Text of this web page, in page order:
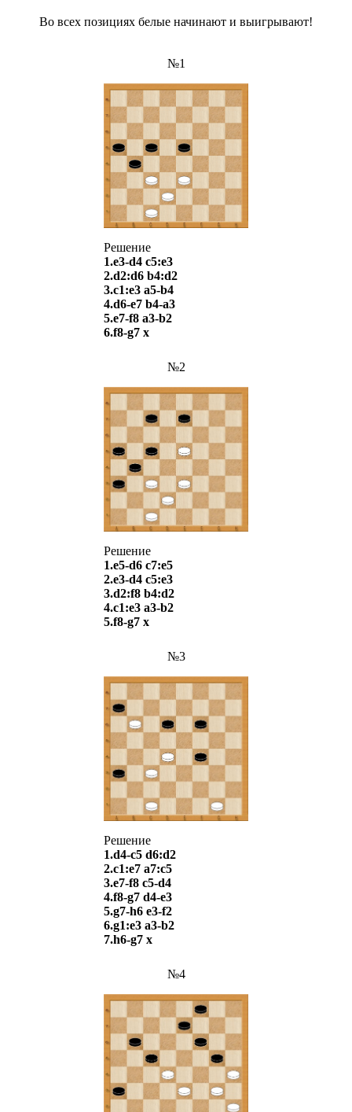
Во всех позициях белые начинают и выигрывают!
№1
Решение
1.e3-d4 c5:e3
2.d2:d6 b4:d2
3.c1:e3 a5-b4
4.d6-e7 b4-a3
5.e7-f8 a3-b2
6.f8-g7 х
№2
Решение
1.e5-d6 c7:e5
2.e3-d4 c5:e3
3.d2:f8 b4:d2
4.c1:e3 a3-b2
5.f8-g7 х
№3
Решение
1.d4-c5 d6:d2
2.c1:e7 a7:c5
3.e7-f8 c5-d4
4.f8-g7 d4-e3
5.g7-h6 e3-f2
6.g1:e3 a3-b2
7.h6-g7 х
№4